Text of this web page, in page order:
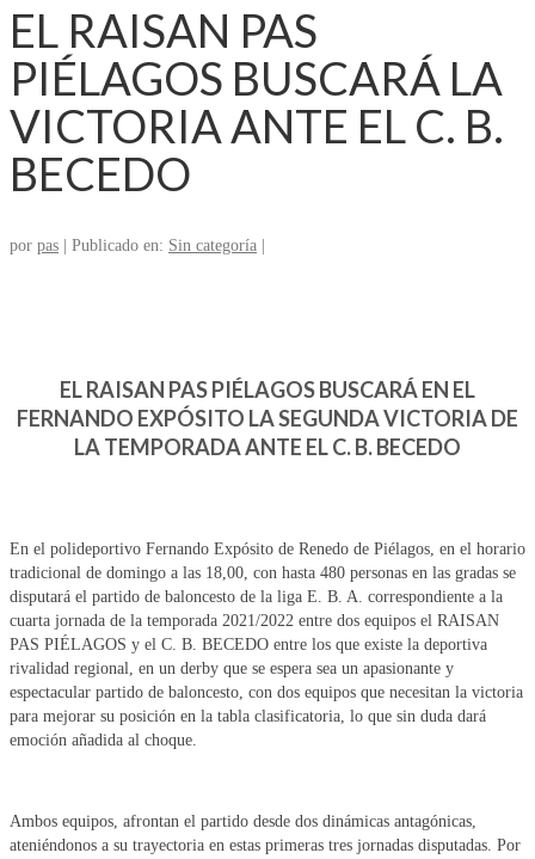
EL RAISAN PAS
PIÉLAGOS BUSCARÁ LA
VICTORIA ANTE EL C. B.
BECEDO
por pas Publicado en: Sin categoría
EL RAISAN PAS PIÉLAGOS BUSCARÁ EN EL
FERNANDO EXPÓSITO LA SEGUNDA VICTORIA DE
LA TEMPORADA ANTE EL C. B. BECEDO
En el polideportivo Fernando Expósito de Renedo de Piélagos, en el horario
tradicional de domingo a las 18,00, con hasta 480 personas en las gradas se
disputará el partido de baloncesto de la liga E. B. A. correspondiente a la
cuarta jornada de la temporada 2021/2022 entre dos equipos el RAISAN
PAS PIÉLAGOS y el C. B. BECEDO entre los que existe la deportiva
rivalidad regional, en un derby que se espera sea un apasionante y
espectacular partido de baloncesto, con dos equipos que necesitan la victoria
para mejorar su posición en la tabla clasificatoria, lo que sin duda dará
emoción añadida al choque.
Ambos equipos, afrontan el partido desde dos dinámicas antagónicas,
ateniéndonos a su trayectoria en estas primeras tres jornadas disputadas. Por